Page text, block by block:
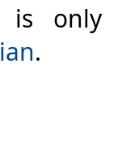
is only
.